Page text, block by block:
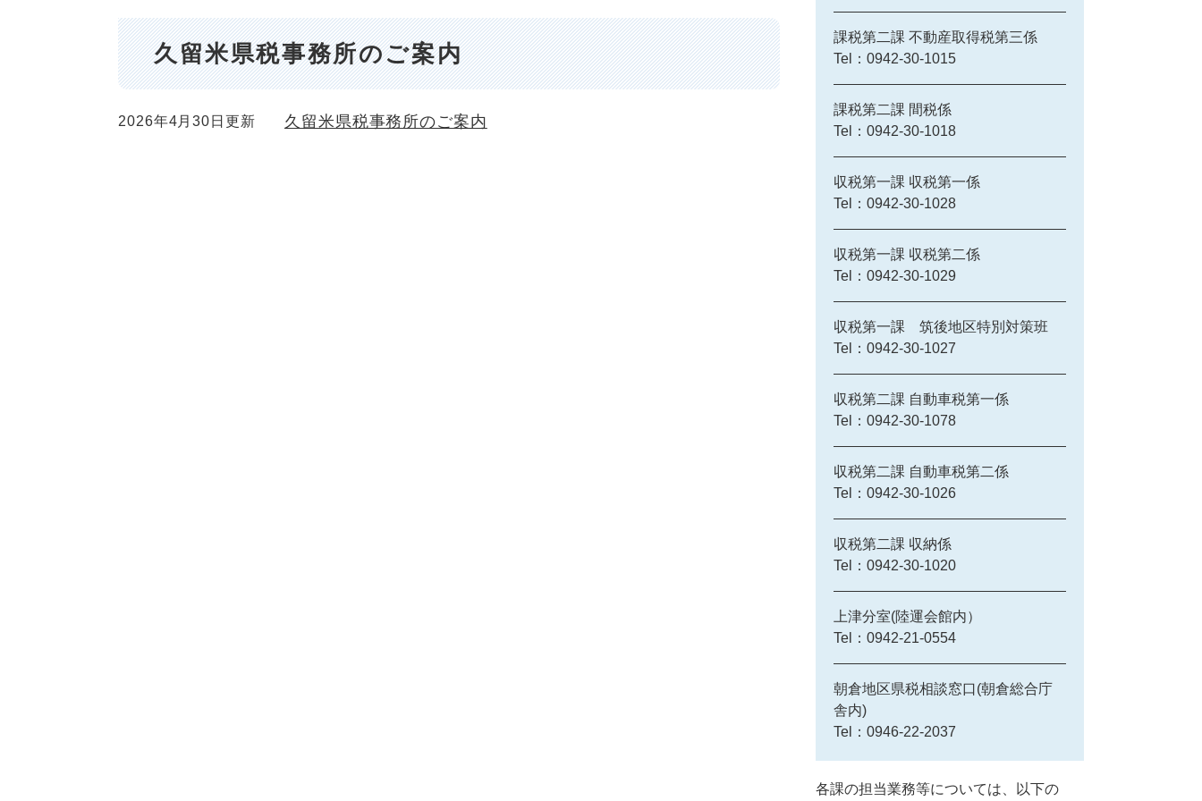
久留米県税事務所のご案内
2026年4月30日更新 久留米県税事務所のご案内
課税第二課 不動産取得税第三係
Tel：0942-30-1015
課税第二課 間税係
Tel：0942-30-1018
収税第一課 収税第一係
Tel：0942-30-1028
収税第一課 収税第二係
Tel：0942-30-1029
収税第一課 筑後地区特別対策班
Tel：0942-30-1027
収税第二課 自動車税第一係
Tel：0942-30-1078
収税第二課 自動車税第二係
Tel：0942-30-1026
収税第二課 収納係
Tel：0942-30-1020
上津分室(陸運会館内）
Tel：0942-21-0554
朝倉地区県税相談窓口(朝倉総合庁
舎内)
Tel：0946-22-2037
各課の担当業務等については、以下の